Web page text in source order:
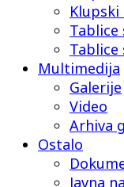
Klupski
Tablice
Tablice
Multimedija
Galerije
Video
Arhiva
Ostalo
Javna